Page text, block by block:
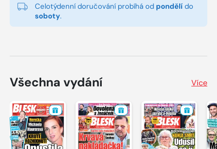
Celotýdenní doručování probíhá od pondělí do
soboty.
Všechna vydání Více